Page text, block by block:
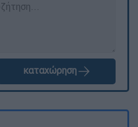
καταχώρηση